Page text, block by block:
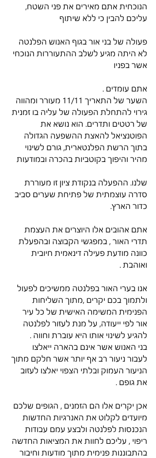
הנוכחית אתם מאירים את פני השטח,
עליכם להבין כי ללא שיתוף
פעולה של בני אור בגוף האנוש הפלנטה
לא היתה מגיע לשלב ההתעוררות הנוכחי
אשר בפניו
אתם עומדים .
השער של התאריך 11/11 מעורר ומהווה
גירוי להתחלת הפעולה של עליה בו זמנית
של רטטים ותדרים. הוא נושא את
הפוטנציאל להאצת ההשפעה הגדולה
בתוך הרשת הפלנטארית, גורם לשינוי
מהיר והיפוך בקוטביות בהכרה ובמודעות
שלנו. ההפעלה בנקודת ציון זו מעוררת
סדרה עוצמתית של פתיחת שערים סביב
כדור הארץ.
אתם אהובים אלו היוצרים את העצמת
תדרי האור , במפגשי הקבוצה ובהפעלת
כוונה מודעת פעילה דינאמית חיובית
ואוהבת .
אנו בערי האור בפלנטה ממשיכים לפעול
ולתמוך בכם יקרים ,מתוך השליחות
הפנימית המשימה האישית של כל עיר
אור לפי ייעודה, על מנת לעזור לפלנטה
להגיע לשינוי אותו היא עוברת וחווה .
בני האנוש אשר אינם בהארה ייאלצו
לעבור ניעור רב אף יותר אשר חלקם מתוך
הניעור העמוק ובלתי הצפוי יאלצו לעזוב
את גופם .
אכן יקרים אלו הם הזמנים , הגופים שלכם
מיועדים לקלוט את האנרגיות החדשות
הנכנסות לפלנטה ולבצע עמם עבודות
ריפוי , עליכם לחוות את המציאות החדשה
בהתבוננות פנימית מתוך מודעות וחיבור